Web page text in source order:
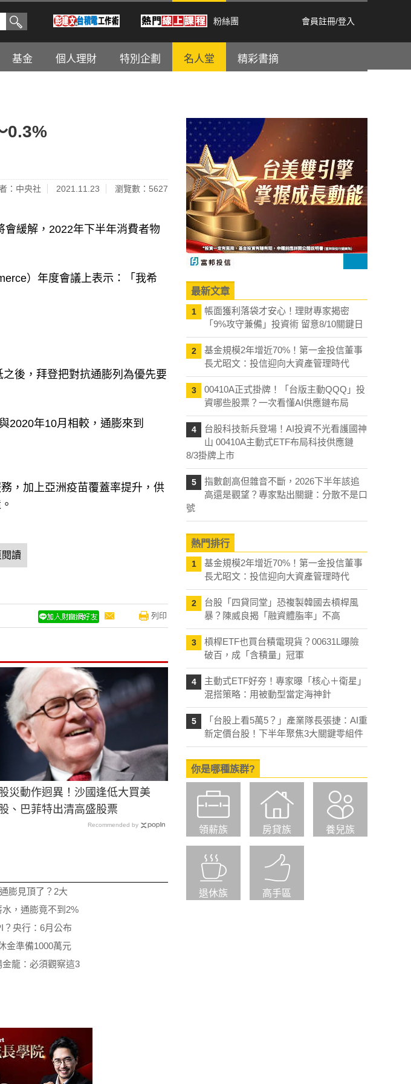
粉絲團 會員註冊/登入
基金 個人理財 特別企劃 名人堂 精彩書摘
0.3%
：中央社 2021.11.23 瀏覽數：5627
緩解，2022年下半年消費者物
）年度會議上表示：「我希
後，拜登把對抗通膨列為優先要
2020年10月相較，通膨來到
，加上亞洲疫苗覆蓋率提升，供
讀
列印
災動作迥異！沙國逢低大買美
、巴菲特出清高盛股票
Recommended by
膨見頂了？2大
，通膨竟不到2%
？央行：6月公布
金準備1000萬元
龍：必須觀察這3
最新文章
1
帳面獲利落袋才安心！理財專家揭密
「9%攻守兼備」投資術 留意8/10關鍵日
2
基金規模2年增近70%！第一金投信董事
長尤昭文：投信迎向大資產管理時代
3
00410A正式掛牌！「台版主動QQQ」投
資哪些股票？一次看懂AI供應鏈布局
4
台股科技新兵登場！AI投資不光看護國神
山 00410A主動式ETF布局科技供應鏈
8/3掛牌上市
5
指數創高但雜音不斷，2026下半年該追
高還是觀望？專家點出關鍵：分散不是口
號
熱門排行
1
基金規模2年增近70%！第一金投信董事
長尤昭文：投信迎向大資產管理時代
2
台股「四貸同堂」恐複製韓國去槓桿風
暴？陳威良揭「融資體脂率」不高
3
槓桿ETF也買台積電現貨？00631L曝險
破百，成「含積量」冠軍
4
主動式ETF好夯！專家曝「核心＋衛星」
混搭策略：用被動型當定海神針
5
「台股上看5萬5？」產業隊長張捷：AI重
新定價台股！下半年聚焦3大關鍵零組件
你是哪種族群?
領薪族 房貸族 養兒族
退休族 高手區